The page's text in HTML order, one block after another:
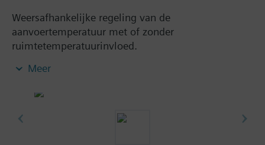
Weersafhankelijke regeling van de
aanvoertemperatuur met of zonder
ruimtetemperatuurinvloed.
toewijzing van de functies:
- 1 verwarmingsgroep voor
Meer